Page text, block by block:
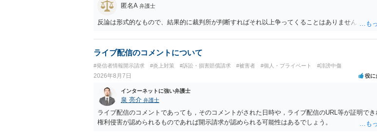
匿名A 弁護士
反論は形式的なもので、結果的に裁判所が判断すればそれ以上争ってくることはありません。
ライブ配信のコメントについて
#発信者情報開示請求 #炎上対策 #訴訟・損害賠償請求 #被害者 #個人・プライベート #誹謗中傷
2026年8月7日 役に
インターネットに強い弁護士
泉 亮介 弁護士
ライブ配信のコメントであっても，そのコメントがされた日時や，ライブ配信のURL等が証明でき
権利侵害が認められるものであれば開示請求が認められる可能性はあるでしょう。